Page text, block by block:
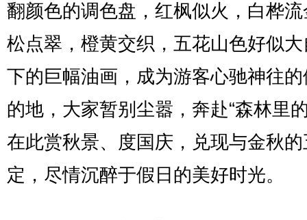
翻颜色的调色盘，红枫似火，白桦
松点翠，橙黄交织，五花山色好似
下的巨幅油画，成为游客心驰神往
的地，大家暂别尘嚣，奔赴“森林里
在此赏秋景、度国庆，兑现与金秋
定，尽情沉醉于假日的美好时光。